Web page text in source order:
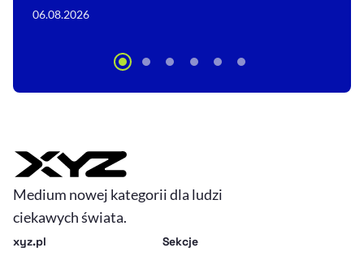
06.08.2026
Medium nowej kategorii dla ludzi
ciekawych świata.
xyz.pl Sekcje